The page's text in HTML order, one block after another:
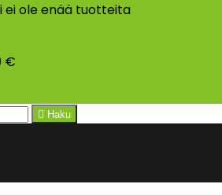
ei ole enää tuotteita
€
 Haku